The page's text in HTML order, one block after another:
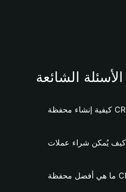
الأسئلة الشائعة